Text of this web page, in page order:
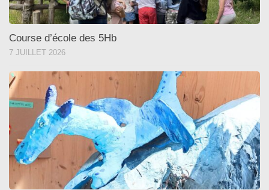
Course d’école des 5Hb
7 JUILLET 2026